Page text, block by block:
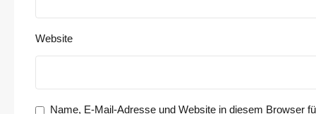
Website
Name, E-Mail-Adresse und Website in diesem Browser